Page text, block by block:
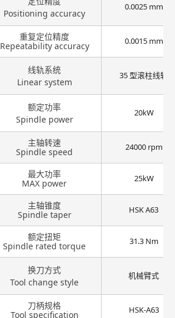
Positioning accuracy
0.0025 mm
重复定位精度
Repeatability accuracy
0.0015 mm
线轨系统
Linear system
35 型滚柱线轨
额定功率
Spindle power
20kW
主轴转速
Spindle speed
24000 rpm
最大功率
MAX power
25kW
主轴锥度
Spindle taper
HSK A63
额定扭矩
Spindle rated torque
31.3 Nm
换刀方式
Tool change style
机械臂式
刀柄规格
Tool specification
HSK-A63